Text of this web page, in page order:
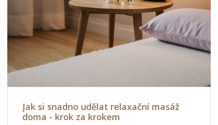
Jak si snadno udělat relaxační masáž
doma - krok za krokem